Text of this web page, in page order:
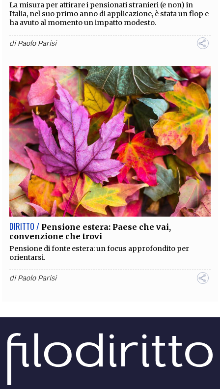
La misura per attirare i pensionati stranieri (e non) in
Italia, nel suo primo anno di applicazione, è stata un flop e
ha avuto al momento un impatto modesto.
diPaolo Parisi
DIRITTO / Pensione estera: Paese che vai,
convenzione che trovi
Pensione di fonte estera: un focus approfondito per
orientarsi.
diPaolo Parisi